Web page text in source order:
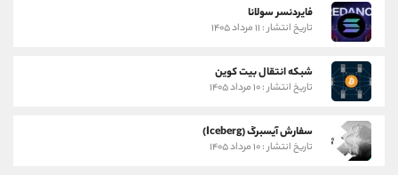
فایردنسر سولانا
تاریخ انتشار : ۱۱ مرداد ۱۴۰۵
شبکه انتقال بیت کوین
تاریخ انتشار : ۱۰ مرداد ۱۴۰۵
سفارش آیسبرگ (Iceberg)
تاریخ انتشار : ۱۰ مرداد ۱۴۰۵